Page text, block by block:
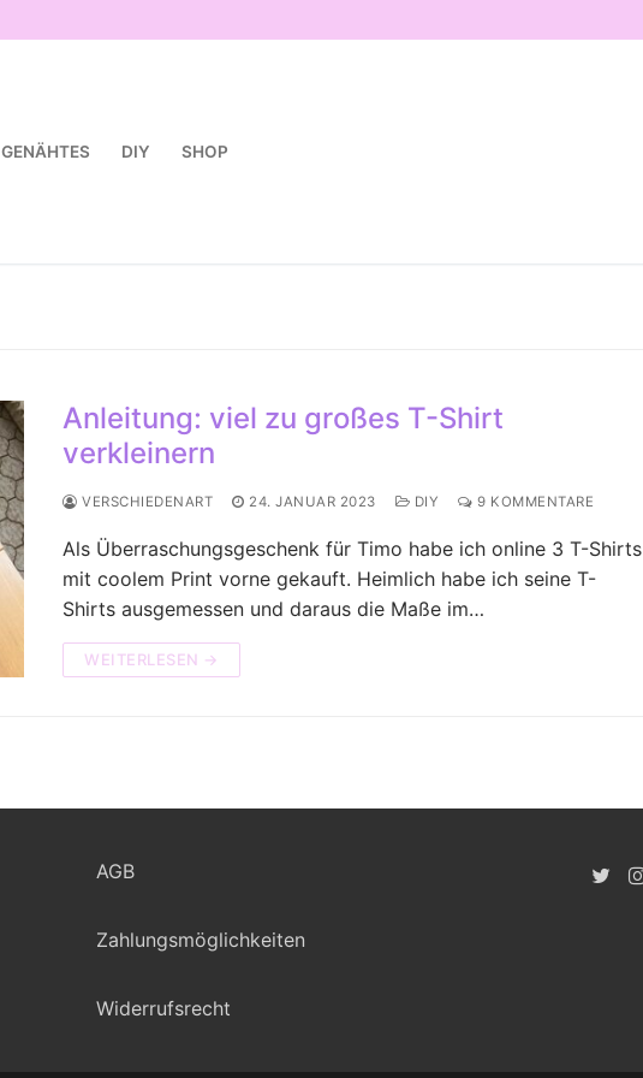
GENÄHTES DIY SHOP
Anleitung: viel zu großes T-Shirt
verkleinern
VERSCHIEDENART 24. JANUAR 2023 DIY 9 KOMMENTARE
Als Überraschungsgeschenk für Timo habe ich online 3 T-Shirts
mit coolem Print vorne gekauft. Heimlich habe ich seine T-
Shirts ausgemessen und daraus die Maße im…
WEITERLESEN →
AGB
Zahlungsmöglichkeiten
Widerrufsrecht